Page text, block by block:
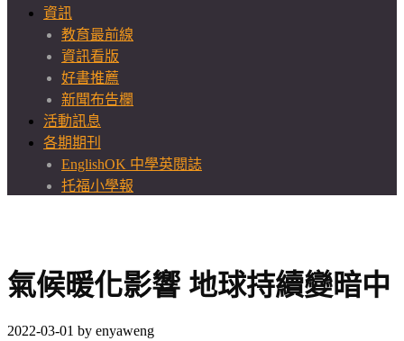
資訊
教育最前線
資訊看版
好書推薦
新聞布告欄
活動訊息
各期期刊
EnglishOK 中學英閱誌
托福小學報
氣候暖化影響 地球持續變暗中
2022-03-01 by enyaweng